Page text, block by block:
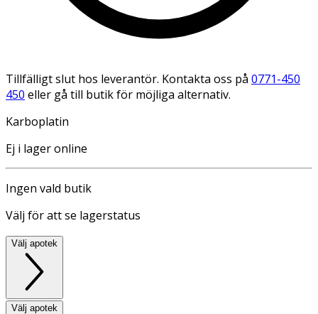
Tillfälligt slut hos leverantör. Kontakta oss på 0771-450
450 eller gå till butik för möjliga alternativ.
Karboplatin
Ej i lager online
Ingen vald butik
Välj för att se lagerstatus
Välj apotek
Välj apotek